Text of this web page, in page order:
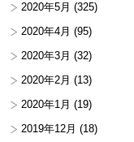
2020年5月 (325)
2020年4月 (95)
2020年3月 (32)
2020年2月 (13)
2020年1月 (19)
2019年12月 (18)